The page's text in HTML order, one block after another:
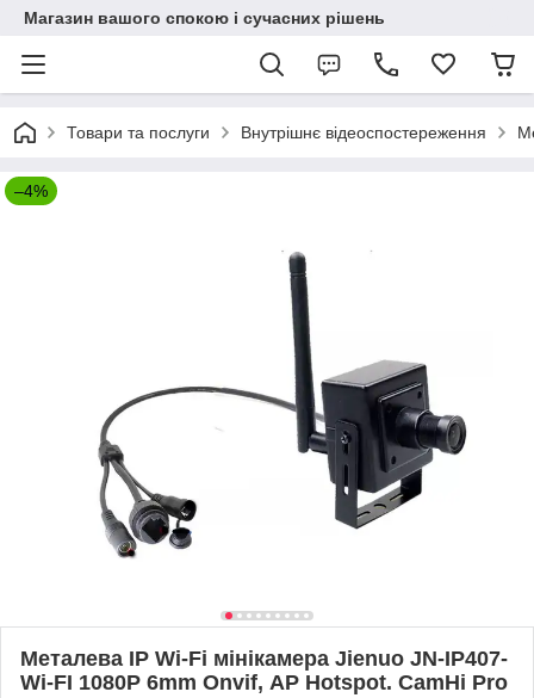
Магазин вашого спокою і сучасних рішень
Товари та послуги Внутрішнє відеоспостереження
–4%
Металева IP Wi-Fi мінікамера Jienuo JN-IP407-
Wi-FI 1080P 6mm Onvif, AP Hotspot. CamHi Pro